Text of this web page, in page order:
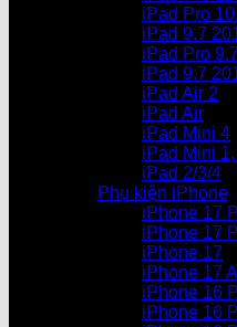
iPad Pro
iPad 9.7
iPad Pro
iPad 9.7
iPad Air 2
iPad Air
iPad Mini 4
iPad Mini
iPad 2/3/4
Phụ kiện iPhone
iPhone 17
iPhone 17
iPhone 17
iPhone 17
iPhone 16
iPhone 16